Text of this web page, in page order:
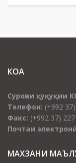
КОА
Суроғаи ҳуқуқии
Телефон: (+992
Факс: (+992 37)
Почтаи
МАХЗАНИ